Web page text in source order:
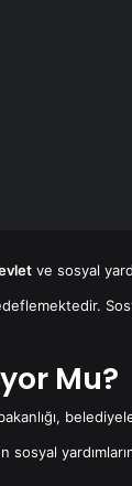
ve sosyal
Mu?
sosyal